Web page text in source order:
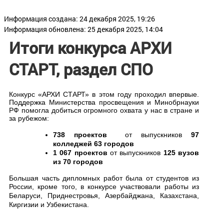
Информация создана: 24 декабря 2025, 19:26
Информация обновлена: 25 декабря 2025, 14:04
Итоги конкурса АРХИ
СТАРТ, раздел СПО
Конкурс «АРХИ СТАРТ» в этом году проходил впервые.
Поддержка Министерства просвещения и Минобрнауки
РФ помогла добиться огромного охвата у нас в стране и
за рубежом:
738 проектов от выпускников 97
колледжей 63 городов
1 067 проектов от выпускников 125 вузов
из 70 городов
Большая часть дипломных работ была от студентов из
России, кроме того, в конкурсеучаствовали работыиз
Беларуси, Приднестровья, Азербайджана, Казахстана,
Киргизии и Узбекистана.